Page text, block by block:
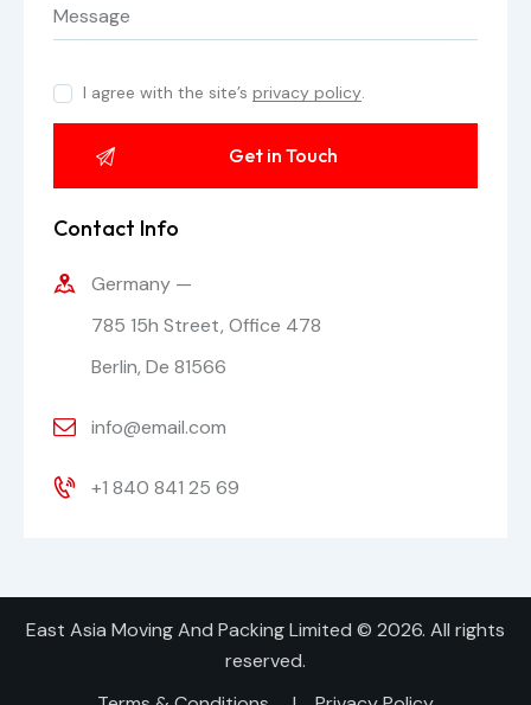
I agree with the site’sprivacy policy.
Contact Info
Germany —
785 15h Street, Office 478
Berlin, De 81566
info@email.com
+1 840 841 25 69
East Asia Moving And Packing Limited © 2026. All rights
reserved.